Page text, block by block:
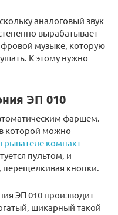
аналоговый звук
вырабатывает
музыке, которую
К этому нужно
ЭП 010
фаршем.
которой можно
компакт-
пультом, и
перещелкивая кнопки.
ЭП 010 производит
шикарный такой